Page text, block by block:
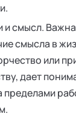
смысл.
смысла в
или
дает
пределами